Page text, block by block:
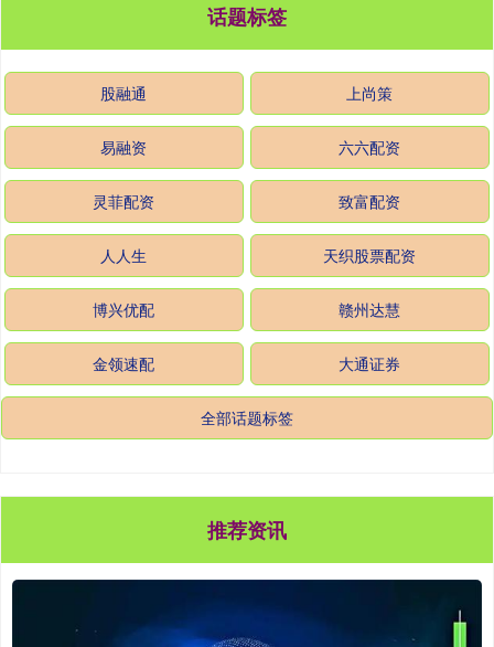
话题标签
股融通 上尚策
易融资 六六配资
灵菲配资 致富配资
人人生 天织股票配资
博兴优配 赣州达慧
金领速配 大通证券
全部话题标签
推荐资讯